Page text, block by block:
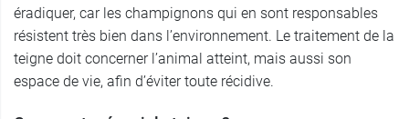
éradiquer, car les champignons qui en sont responsables
résistent très bien dans l’environnement. Le traitement de la
teigne doit concerner l’animal atteint, mais aussi son
espace de vie, afin d’éviter toute récidive.